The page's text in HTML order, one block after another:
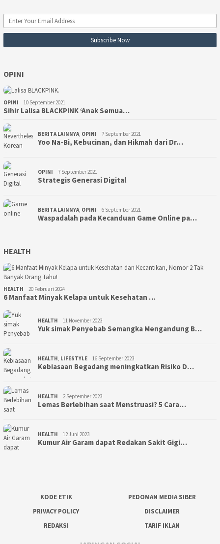
OPINI
OPINI 10 September 2021
Sihir Lalisa BLACKPINK ‘Anak Semua…
BERITA LAINNYA OPINI 7 September 2021
Yoo Na-Bi, Kebucinan, dan Hikmah dari Dr…
OPINI 7 September 2021
Strategis Generasi Digital
BERITA LAINNYA OPINI 6 September 2021
Waspadalah pada Kecanduan Game Online pa…
HEALTH
HEALTH 20 Februari 2024
6 Manfaat Minyak Kelapa untuk Kesehatan …
HEALTH 11 November 2023
Yuk simak Penyebab Semangka Mengandung B…
HEALTH LIFESTYLE 16 September 2023
Kebiasaan Begadang meningkatkan Risiko D…
HEALTH 2 September 2023
Lemas Berlebihan saat Menstruasi? 5 Cara…
HEALTH 12 Juni 2023
Kumur Air Garam dapat Redakan Sakit Gigi…
KODE ETIK
PEDOMAN MEDIA SIBER
PRIVACY POLICY
DISCLAIMER
REDAKSI
TARIF IKLAN